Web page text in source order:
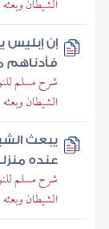
الشيطان
إن إبليس
فأدناهم
شرح مسلم
الشيطان
يبعث
عنده
شرح مسلم
الشيطان